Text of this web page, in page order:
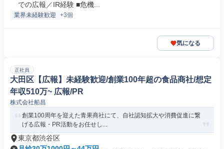
での広報／IR経験 ■危機...
業界未経験歓迎 +3個
気になる
正社員
大田区【広報】未経験歓迎/創業100年超の食品商社/想定
年収510万~ 広報/PR
株式会社船昌
創業100周年を迎えた青果商社にて、自社認知拡大や消費促進に繋
げる広報・PR活動をお任せし...
東京都渋谷区